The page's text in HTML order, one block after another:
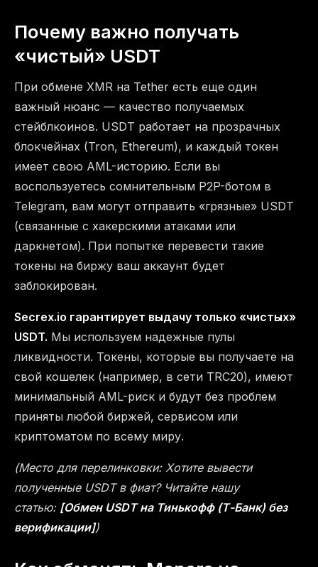
Почему важно получать
«чистый» USDT
При обмене XMR на Tether есть еще один
важный нюанс — качество получаемых
стейблкоинов. USDT работает на прозрачных
блокчейнах (Tron, Ethereum), и каждый токен
имеет свою AML-историю. Если вы
воспользуетесь сомнительным P2P-ботом в
Telegram, вам могут отправить «грязные» USDT
(связанные с хакерскими атаками или
даркнетом). При попытке перевести такие
токены на биржу ваш аккаунт будет
заблокирован.
Secrex.io гарантирует выдачу только «чистых»
USDT. Мы используем надежные пулы
ликвидности. Токены, которые вы получаете на
свой кошелек (например, в сети TRC20), имеют
минимальный AML-риск и будут без проблем
приняты любой биржей, сервисом или
криптоматом по всему миру.
(Место для перелинковки: Хотите вывести
полученные USDT в фиат? Читайте нашу
статью: [Обмен USDT на Тинькофф (Т-Банк) без
верификации])